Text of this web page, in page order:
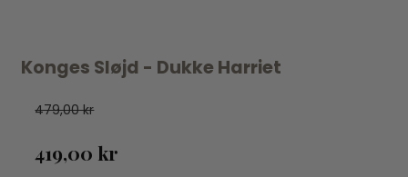
Konges Sløjd - Dukke Harriet
479,00 kr
419,00 kr